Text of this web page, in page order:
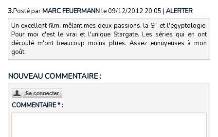
3.Posté parMARC FEUERMANNle 09/12/2012 20:05 | ALERTER
Un excellent film, mêlant mes deux passions, la SF et l'egyptologie.
Pour moi c'est le vrai et l'unique Stargate. Les séries qui en ont
découlé m'ont beaucoup moins plues. Assez ennuyeuses à mon
goût.
NOUVEAU COMMENTAIRE :
COMMENTAIRE * :